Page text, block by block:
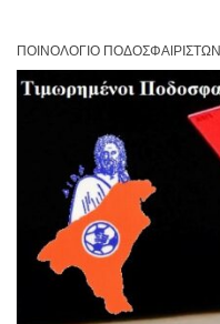
ΠΟΙΝΟΛΌΓΙΟ ΠΟΔΟΣΦΑΙΡΙΣΤΏΝ